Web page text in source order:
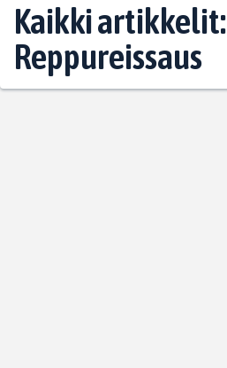
Kaikki artikkelit:
Reppureissaus